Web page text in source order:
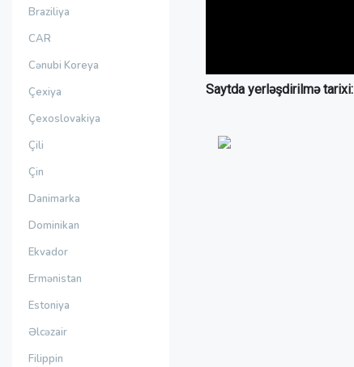
Braziliya
CAR
Cənubi Koreya
Çexiya
Çexoslovakiya
Çili
Çin
Danimarka
Dominikan
Ekvador
Ermənistan
Estoniya
Əlcəzair
Filippin
Saytda yerləşdirilmə tarixi: